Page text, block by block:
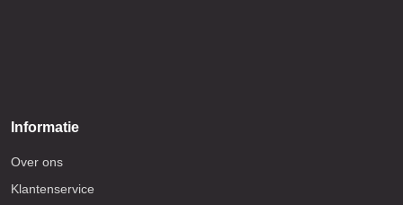
Informatie
Over ons
Klantenservice